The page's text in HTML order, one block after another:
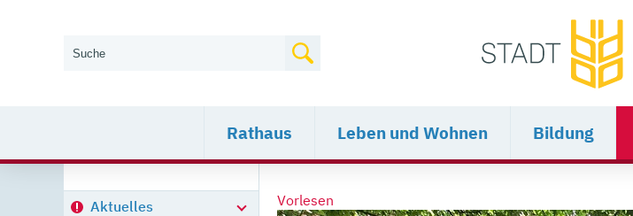
Rathaus Leben und Wohnen Bildung
Aktuelles Vorlesen